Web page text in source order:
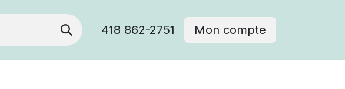
418 862-2751 Mon compte